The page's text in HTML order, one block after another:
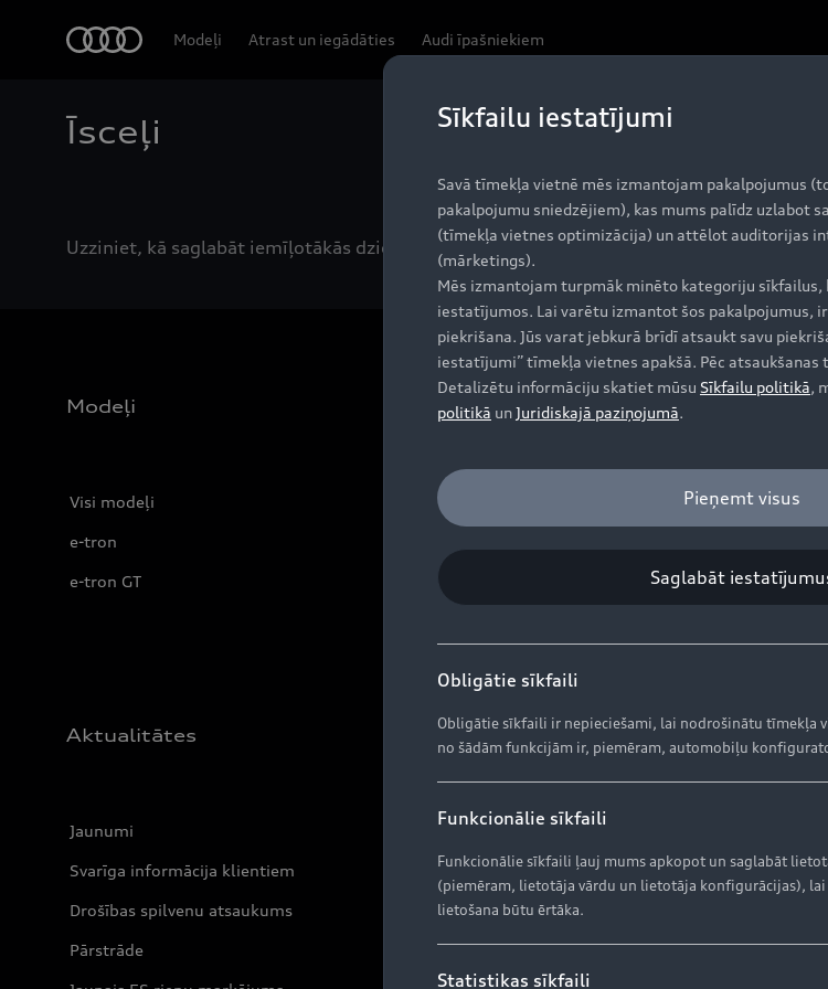
Modeļi Atrast un iegādāties Audi īpašniekiem
Īsceļi
Uzziniet, kā saglabāt iemīļotākās dziesmas, kontaktus vai izvēlnes iespējas kā īsceļus.
Modeļi
Visi modeļi
e-tron
e-tron GT
Iegādāties Audi
Lietoti automobiļi
Aktualitātes
Jaunumi
Svarīga informācija klientiem
Drošības spilvenu atsaukums
Pārstrāde
AUDI AG
Par kompāniju (ENG)
Ražošanas vietas (ENG)
Vēsture (ENG)
Sīkfailu iestatījumi
Savā tīmekļa vietnē mēs izmantojam pakalpojumus
pakalpojumu sniedzējiem), kas mums palīdz uzlabot
(tīmekļa vietnes optimizācija) un attēlot auditorijas
(mārketings).
Mēs izmantojam turpmāk minēto kategoriju
iestatījumos. Lai varētu izmantot šos pakalpojumus,
piekrišana. Jūs varat jebkurā brīdī atsaukt savu
iestatījumi” tīmekļa vietnes apakšā. Pēc atsaukšanas
Detalizētu informāciju skatiet mūsu Sīkfailu politikā,
politikā unJuridiskajā paziņojumā.
Pieņemt visus
Saglabāt
Obligātie sīkfaili
Obligātie sīkfaili ir nepieciešami, lai nodrošinātu tīmekļa
no šādām funkcijām ir, piemēram, automobiļu
Funkcionālie sīkfaili
Funkcionālie sīkfaili ļauj mums apkopot un saglabāt
(piemēram, lietotāja vārdu un lietotāja konfigurācijas),
lietošana būtu ērtāka.
Statistikas sīkfaili